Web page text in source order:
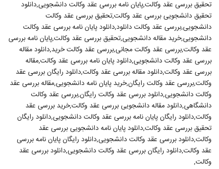
تحقیق بررسی عقد وکالت,پایان نامه بررسی عقد وکالت دانشجویی,دانلود
تحقیق دانشجویی بررسی عقد وکالت,تحقیق بررسی عقد وکالت
دانشجویی,بررسی عقد وکالت دانلود,دانلود پایان نامه بررسی عقد وکالت
دانشجویی,خرید مقاله دانشجویی,تحقیق بررسی عقد وکالت,پایان نامه بررسی
عقد وکالت,بررسی عقد وکالت مجانی,بررسی عقد وکالت خرید,دانلود مقاله
بررسی عقد وکالت دانشجویی,دانلود پایان نامه بررسی عقد وکالت,مقاله
بررسی عقد وکالت,دانلود مقاله بررسی عقد وکالت,دانلود رایگان بررسی عقد
وکالت,بررسی عقد وکالت رایگان,خرید پایان نامه دانشجویی,مقاله بررسی عقد
وکالت دانشجویی,دانلود بررسی عقد وکالت رایگان,بررسی عقد وکالت
دانشگاهی,دانلود مقاله دانشجویی بررسی عقد وکالت,خرید بررسی عقد
وکالت,دانلود رایگان پایان نامه بررسی عقد وکالت دانشجویی,دانلود رایگان
تحقیق بررسی عقد وکالت,دانلود پایان نامه دانشجویی بررسی عقد
وکالت,دانلود بررسی عقد وکالت دانشجویی,دانلود رایگان پایان نامه بررسی
عقد وکالت,دانلود رایگان بررسی عقد وکالت دانشجویی,دانلود بررسی عقد
وکالت,